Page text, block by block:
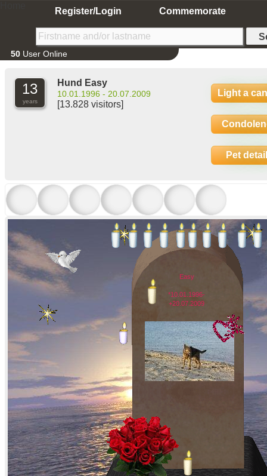
Register/Login Commemorate
50 User Online
13
years
Hund Easy
10.01.1996 - 20.07.2009
[13.828 visitors]
Light a
Pet
Easy
*10.01.1996-
+20.07.2009